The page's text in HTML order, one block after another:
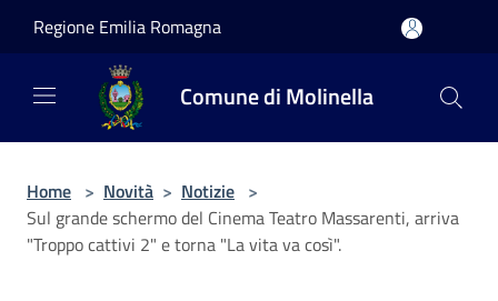
Regione Emilia Romagna
Comune di Molinella
Home > Novità > Notizie >
Sul grande schermo del Cinema Teatro Massarenti, arriva
"Troppo cattivi 2" e torna "La vita va così".